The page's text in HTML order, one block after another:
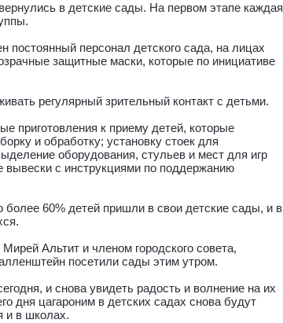
в детские сады. На первом этапе каждая
персонал детского сада, на лицах
защитные маски, которые по инициативе
регулярный зрительный контакт с детьми.
приготовления к приему детей, которые
и обработку; установку стоек для
оборудования, стульев и мест для игр
с инструкциями по поддержанию
60% детей пришли в свои детские сады, и в
Альтит и членом городского совета,
посетили сады этим утром.
и снова увидеть радость и волнение на их
дня цагароним в детских садах снова будут
и в школах.